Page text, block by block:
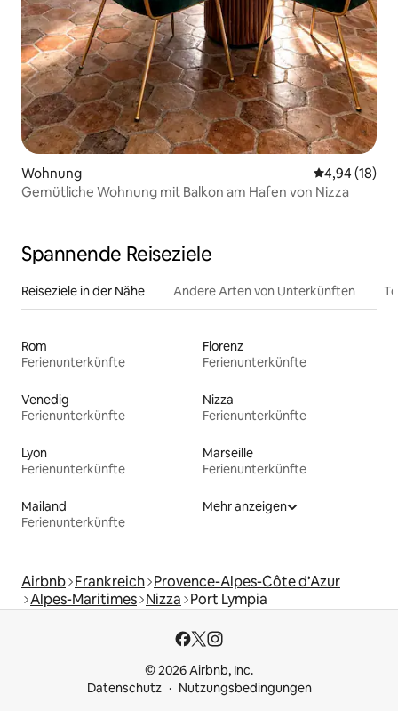
Wohnung
4,94 (18)
Gemütliche Wohnung mit Balkon am Hafen von Nizza
Spannende Reiseziele
Reiseziele in der Nähe Andere Arten von Unterkünften
Rom
Ferienunterkünfte
Florenz
Ferienunterkünfte
Venedig
Ferienunterkünfte
Nizza
Ferienunterkünfte
Lyon
Ferienunterkünfte
Marseille
Ferienunterkünfte
Mailand
Ferienunterkünfte
Mehr anzeigen
Airbnb Frankreich Provence-Alpes-Côte d’Azur
Alpes-Maritimes Nizza Port Lympia
© 2026 Airbnb, Inc.
Datenschutz
Nutzungsbedingungen